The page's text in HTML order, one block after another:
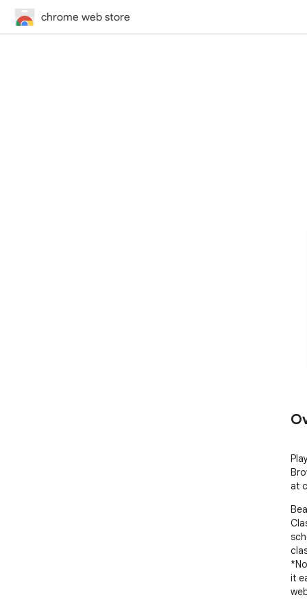
chrome web store
at
it